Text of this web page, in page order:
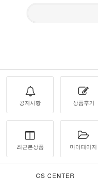
공지사항 상품후기
최근본상품 마이페이지
CS CENTER